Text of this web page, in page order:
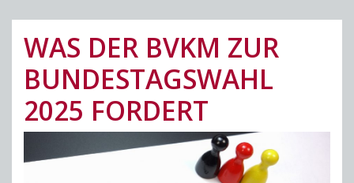
WAS DER BVKM ZUR
BUNDESTAGSWAHL
2025 FORDERT